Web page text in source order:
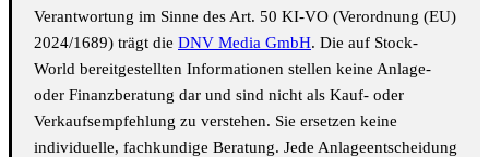
Verantwortung im Sinne des Art. 50 KI-VO (Verordnung (EU)
2024/1689) trägt die DNV Media GmbH. Die auf Stock-
World bereitgestellten Informationen stellen keine Anlage-
oder Finanzberatung dar und sind nicht als Kauf- oder
Verkaufsempfehlung zu verstehen. Sie ersetzen keine
individuelle, fachkundige Beratung. Jede Anlageentscheidung